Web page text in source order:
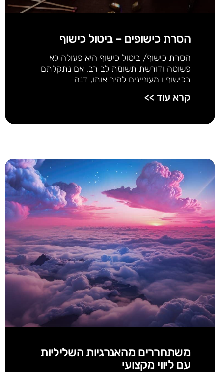
הסרת כישופים – ביטול כישוף
הסרת כישוף/ ביטול כישוף היא פעולה לא
פשוטה ודורשת תשומת לב רב, אם נתקלתם
בכישוף ו מעוניינים להיר אותו, דנה
קרא עוד >>
משתחררים מהאנרגיות השליליות
עם ליווי מקצועי